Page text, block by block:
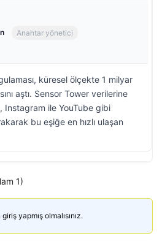
Anahtar yönetici
küresel ölçekte 1 milyar
aştı. Sensor Tower verilerine
Instagram ile YouTube gibi
bu eşiğe en hızlı ulaşan
1)
yapmış olmalısınız.